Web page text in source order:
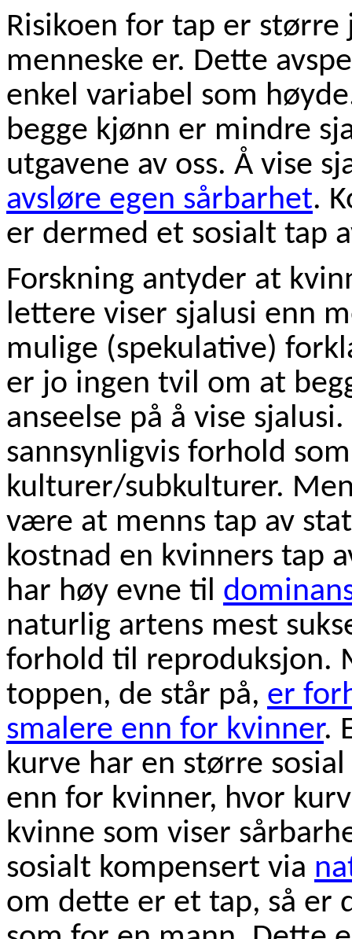
Risikoen for tap er
menneske er. Dette
enkel variabel som
begge kjønn er mindre
utgavene av oss. Å vise
avsløre egen sårbarhet.
er dermed et sosialt tap
Forskning antyder at
lettere viser sjalusi enn
mulige (spekulative)
er jo ingen tvil om at
anseelse på å vise
sannsynligvis forhold
kulturer/subkulturer.
være at menns tap av
kostnad en kvinners tap
har høy evne til
naturlig artens mest
forhold til reproduksjon.
toppen, de står på, er
smalere enn for kvinner.
kurve har en større
enn for kvinner, hvor
kvinne som viser
sosialt kompensert via
om dette er et tap, så er